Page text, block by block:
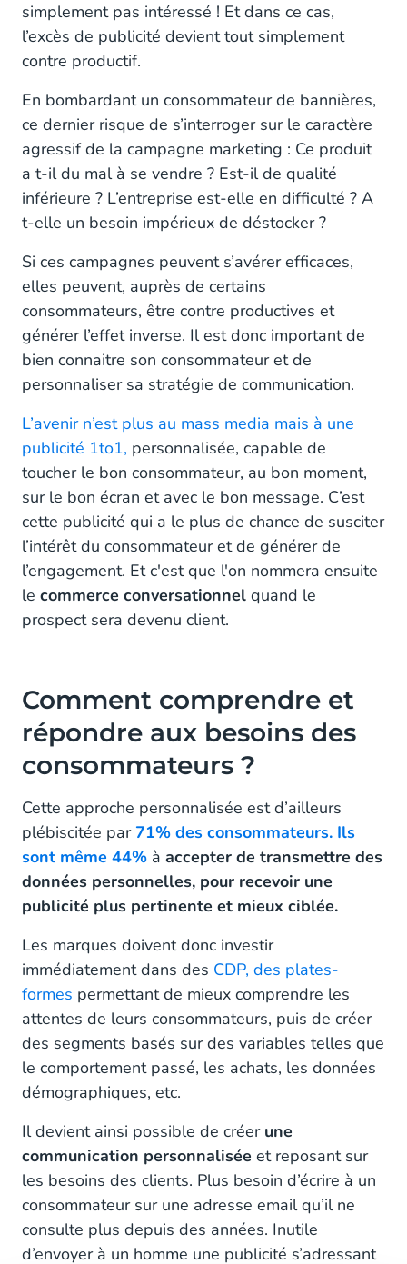
simplement pas intéressé ! Et dans ce cas,
l’excès de publicité devient tout simplement
contre productif.
En bombardant un consommateur de bannières,
ce dernier risque de s’interroger sur le caractère
agressif de la campagne marketing : Ce produit
a t-il du mal à se vendre ? Est-il de qualité
inférieure ? L’entreprise est-elle en difficulté ? A
t-elle un besoin impérieux de déstocker ?
Si ces campagnes peuvent s’avérer efficaces,
elles peuvent, auprès de certains
consommateurs, être contre productives et
générer l’effet inverse. Il est donc important de
bien connaitre son consommateur et de
personnaliser sa stratégie de communication.
L’avenir n’est plus au mass media mais à une
publicité 1to1, personnalisée, capable de
toucher le bon consommateur, au bon moment,
sur le bon écran et avec le bon message. C’est
cette publicité qui a le plus de chance de susciter
l’intérêt du consommateur et de générer de
l’engagement. Et c'est que l'on nommera ensuite
le commerce conversationnel quand le
prospect sera devenu client.
Comment comprendre et
répondre aux besoins des
consommateurs ?
Cette approche personnalisée est d’ailleurs
plébiscitée par 71% des consommateurs. Ils
sont même 44% à accepter de transmettre des
données personnelles, pour recevoir une
publicité plus pertinente et mieux ciblée.
Les marques doivent donc investir
immédiatement dans des CDP, des plates-
formes permettant de mieux comprendre les
attentes de leurs consommateurs, puis de créer
des segments basés sur des variables telles que
le comportement passé, les achats, les données
démographiques, etc.
Il devient ainsi possible de créer une
communication personnalisée et reposant sur
les besoins des clients. Plus besoin d’écrire à un
consommateur sur une adresse email qu’il ne
consulte plus depuis des années. Inutile
d’envoyer à un homme une publicité s’adressant